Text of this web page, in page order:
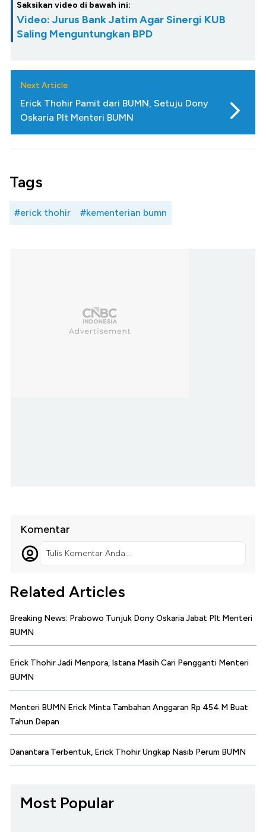
Saksikan video di bawah ini:
Video: Jurus Bank Jatim Agar Sinergi KUB
Saling Menguntungkan BPD
Next Article
Erick Thohir Pamit dari BUMN, Setuju Dony
Oskaria Plt Menteri BUMN
Tags
#erick thohir #kementerian bumn
Komentar
Tulis Komentar Anda...
Related Articles
Breaking News: Prabowo Tunjuk Dony Oskaria Jabat Plt Menteri
BUMN
Erick Thohir Jadi Menpora, Istana Masih Cari Pengganti Menteri
BUMN
Menteri BUMN Erick Minta Tambahan Anggaran Rp 454 M Buat
Tahun Depan
Danantara Terbentuk, Erick Thohir Ungkap Nasib Perum BUMN
Most Popular